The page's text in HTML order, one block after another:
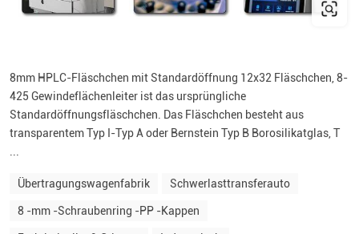
8mm HPLC-Fläschchen mit Standardöffnung 12x32 Fläschchen, 8-
425 Gewindeflächenleiter ist das ursprüngliche
Standardöffnungsfläschchen. Das Fläschchen besteht aus
transparentem Typ I-Typ A oder Bernstein Typ B Borosilikatglas, T
Übertragungswagenfabrik Schwerlasttransferauto
8 -mm -Schraubenring -PP -Kappen